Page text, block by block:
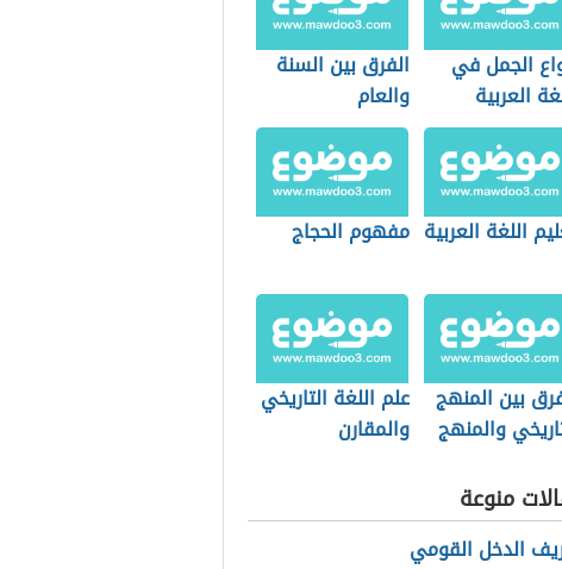
الجمل في
العربية
الفرق بين السنة
والعام
اللغة العربية مفهوم الحجاج
بين المنهج
والمنهج
علم اللغة التاريخي
والمقارن
منوعة
الدخل القومي